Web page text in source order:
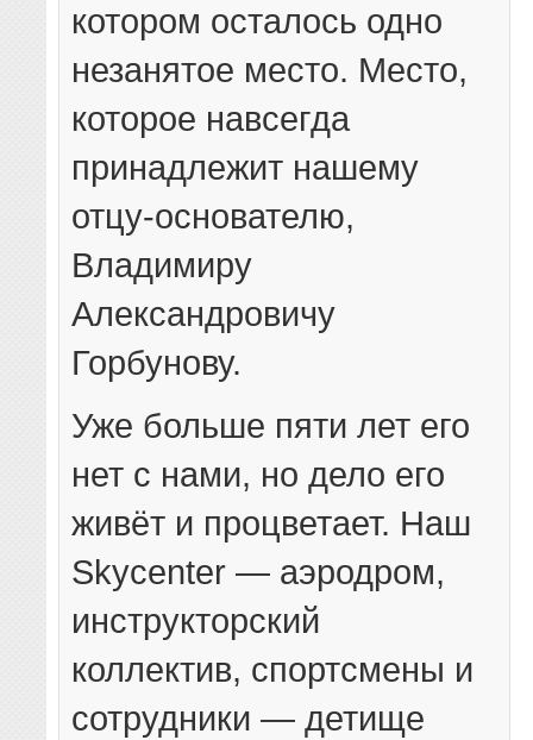
котором осталось одно
незанятое место. Место,
которое навсегда
принадлежит нашему
отцу-основателю,
Владимиру
Александровичу
Горбунову.
Уже больше пяти лет его
нет с нами, но дело его
живёт и процветает. Наш
Skycenter — аэродром,
инструкторский
коллектив, спортсмены и
сотрудники — детище